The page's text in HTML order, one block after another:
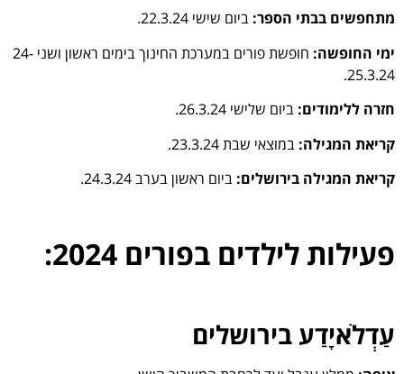
מתחפשים בבתי הספר: ביום שישי 22.3.24.
ימי החופשה:
חופשת פורים במערכת החינוך בימים ראשון ושני 24-
25.3.24.
חזרה ללימודים: ביום שלישי 26.3.24.
קריאת המגילה: במוצאי שבת 23.3.24.
קריאת המגילה בירושלים: ביום ראשון בערב 24.3.24.
פעילות לילדים בפורים 2024:
עַדְלֹאיָדַע בירושלים